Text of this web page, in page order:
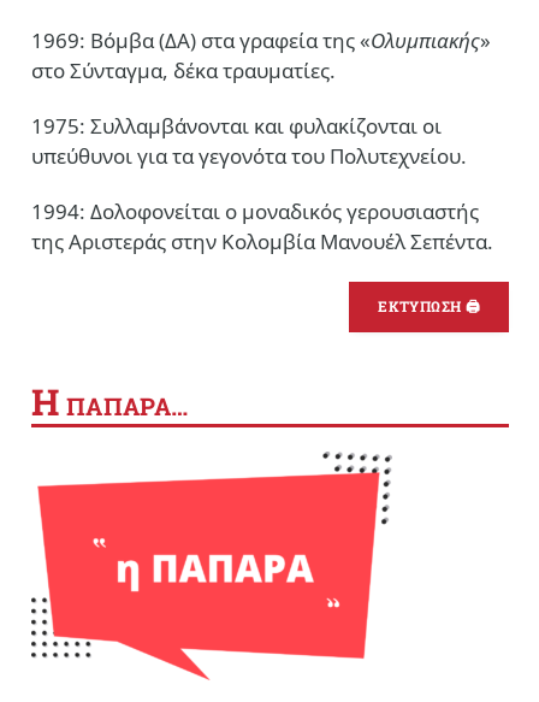
1969: Βόμβα (ΔΑ) στα γραφεία της «Ολυμπιακής»
στο Σύνταγμα, δέκα τραυματίες.
1975: Συλλαμβάνονται και φυλακίζονται οι
υπεύθυνοι για τα γεγονότα του Πολυτεχνείου.
1994: Δολοφονείται ο μοναδικός γερουσιαστής
της Αριστεράς στην Κολομβία Μανουέλ Σεπέντα.
ΕΚΤΥΠΩΣΗ 🖨
Η ΠΑΠΑΡΑ…